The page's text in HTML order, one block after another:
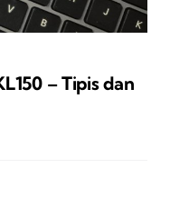
– Tipis dan